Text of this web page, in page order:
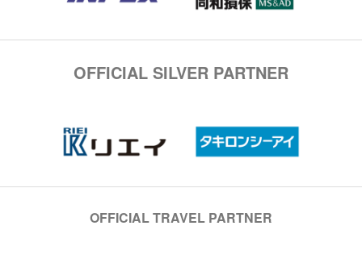
OFFICIAL SILVER PARTNER
OFFICIAL TRAVEL PARTNER